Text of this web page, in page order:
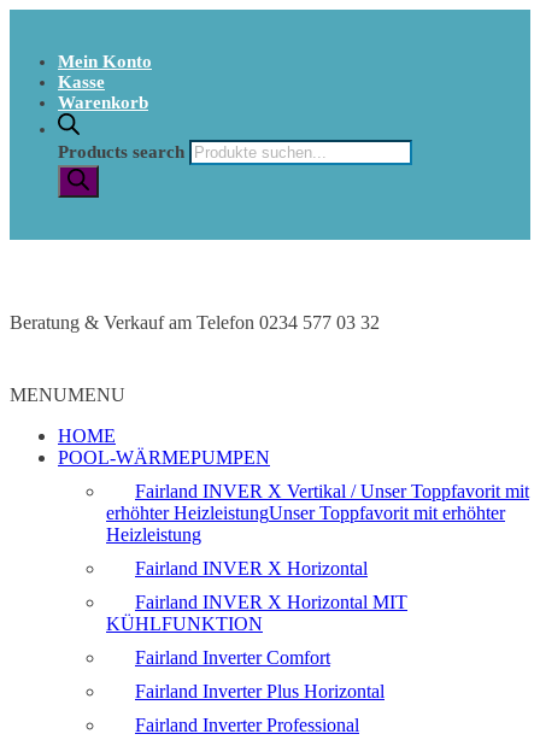
Mein Konto
Kasse
Warenkorb
Products search
Beratung & Verkauf am Telefon 0234 577 03 32
MENUMENU
HOME
POOL-WÄRMEPUMPEN
Fairland INVER X Vertikal / Unser Toppfavorit mit
erhöhter HeizleistungUnser Toppfavorit mit erhöhter
Heizleistung
Fairland INVER X Horizontal
Fairland INVER X Horizontal MIT
KÜHLFUNKTION
Fairland Inverter Comfort
Fairland Inverter Plus Horizontal
Fairland Inverter Professional